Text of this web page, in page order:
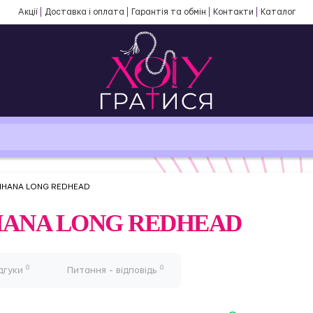
Акції Доставка і оплата Гарантія та обмін Контакти Каталог
LONG REDHEAD
LONG REDHEAD
0 Питання - відповідь 0